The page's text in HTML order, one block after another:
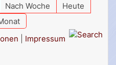
Nach Woche
Heute
Impressum